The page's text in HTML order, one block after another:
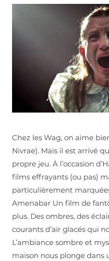
Chez les Wag, on aime
Nivrae). Mais il est arrivé
propre jeu. À l’occasion
films effrayants (ou pas)
particulièrement
Amenabar Un film de
plus. Des ombres, des
courants d’air glacés qui
L’ambiance sombre et
maison nous plonge dans